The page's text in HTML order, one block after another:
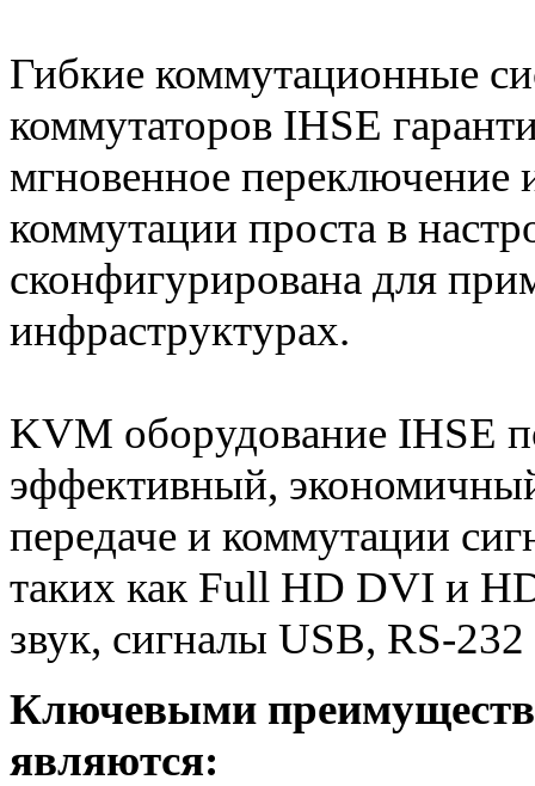
Гибкие коммутационные
коммутаторов IHSE
мгновенное переключение
коммутации проста в
сконфигурирована для
инфраструктурах.
KVM оборудование IHSE
эффективный,
передаче и коммутации
таких как Full HD DVI и
звук, сигналы USB, RS-
Ключевыми
являются: